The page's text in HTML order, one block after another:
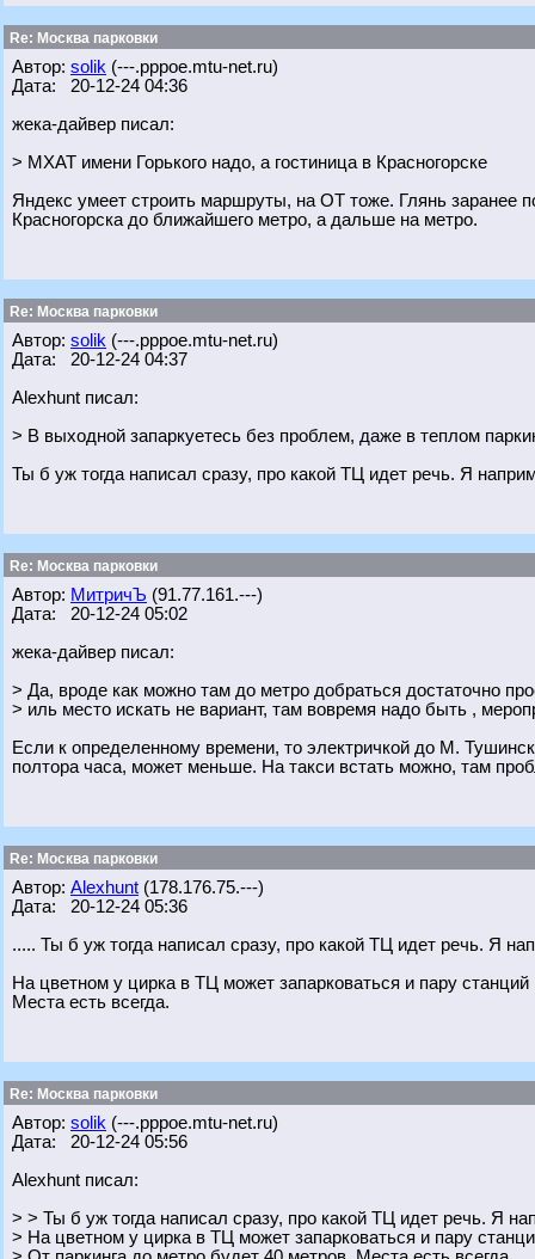
Re: Москва парковки
Автор: solik (---.pppoe.mtu-net.ru)
Дата: 20-12-24 04:36
жека-дайвер писал:
> МХАТ имени Горького надо, а гостиница в Красногорске
Яндекс умеет строить маршруты, на ОТ тоже. Глянь заранее
Красногорска до ближайшего метро, а дальше на метро.
Re: Москва парковки
Автор: solik (---.pppoe.mtu-net.ru)
Дата: 20-12-24 04:37
Alexhunt писал:
> В выходной запаркуетесь без проблем, даже в теплом
Ты б уж тогда написал сразу, про какой ТЦ идет речь. Я
Re: Москва парковки
Автор: МитричЪ (91.77.161.---)
Дата: 20-12-24 05:02
жека-дайвер писал:
> Да, вроде как можно там до метро добраться достаточно
> иль место искать не вариант, там вовремя надо быть ,
Если к определенному времени, то электричкой до М.
полтора часа, может меньше. На такси встать можно, там
Re: Москва парковки
Автор: Alexhunt (178.176.75.---)
Дата: 20-12-24 05:36
..... Ты б уж тогда написал сразу, про какой ТЦ идет речь. Я
На цветном у цирка в ТЦ может запарковаться и пару
Места есть всегда.
Re: Москва парковки
Автор: solik (---.pppoe.mtu-net.ru)
Дата: 20-12-24 05:56
Alexhunt писал:
> > Ты б уж тогда написал сразу, про какой ТЦ идет речь. Я
> На цветном у цирка в ТЦ может запарковаться и пару